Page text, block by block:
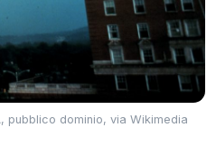
pubblico dominio, via Wikimedia